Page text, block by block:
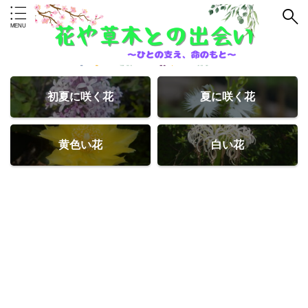
初夏に咲く花 夏に咲く花
黄色い花 白い花